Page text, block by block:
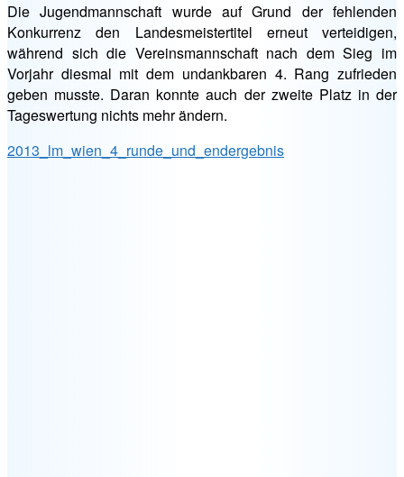
Die Jugendmannschaft wurde auf Grund der fehlenden
Konkurrenz den Landesmeistertitel erneut verteidigen,
während sich die Vereinsmannschaft nach dem Sieg im
Vorjahr diesmal mit dem undankbaren 4. Rang zufrieden
geben musste. Daran konnte auch der zweite Platz in der
Tageswertung nichts mehr ändern.
2013_lm_wien_4_runde_und_endergebnis